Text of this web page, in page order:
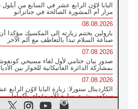
البابا لاوُن الرابع عشر في السابع من
مزار أم المشورة الصالحة في جناتزانو
08.08.2026
بارولين يختتم زيارته إلى المكسيك مؤكدا أن
صناعة السلام تبدأ بالتعاطف مع ألم الآخر
07.08.2026
صدور بيان ختامي لأول لقاء مسيحي
بمشاركة الدائرة الفاتيكانية للحوار بين
07.08.2026
الكاردينال ستورلا: زيارة البابا لاوُن الرابع
ستكون بشرى سارة للأوروغواي بأكملها